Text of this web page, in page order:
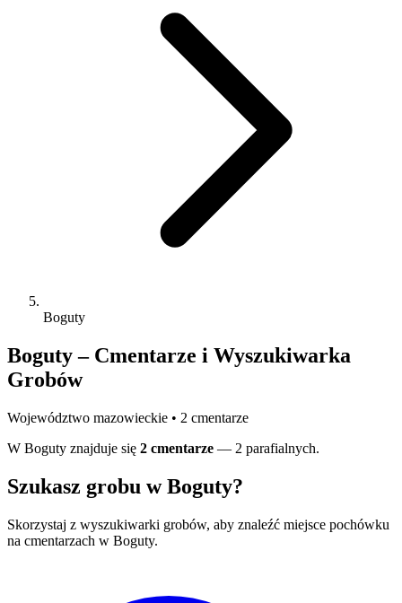
Boguty
Boguty – Cmentarze i Wyszukiwarka
Grobów
Województwo mazowieckie • 2 cmentarze
W Boguty znajduje się 2 cmentarze — 2 parafialnych.
Szukasz grobu w Boguty?
Skorzystaj z wyszukiwarki grobów, aby znaleźć miejsce pochówku
na cmentarzach w Boguty.